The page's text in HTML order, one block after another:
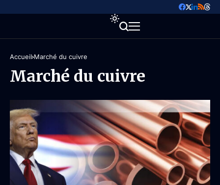
Accueil Marché du cuivre
Marché du cuivre